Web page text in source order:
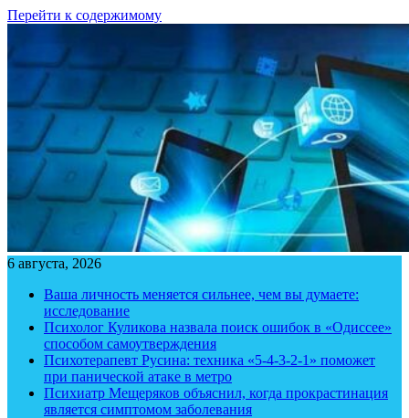
Перейти к содержимому
6 августа, 2026
Ваша личность меняется сильнее, чем вы думаете:
исследование
Психолог Куликова назвала поиск ошибок в «Одиссее»
способом самоутверждения
Психотерапевт Русина: техника «5-4-3-2-1» поможет
при панической атаке в метро
Психиатр Мещеряков объяснил, когда прокрастинация
является симптомом заболевания